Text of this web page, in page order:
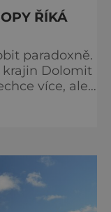
ŘÍKÁ
paradoxně.
krajin Dolomit
více, ale
nová
Jde o
být obětí